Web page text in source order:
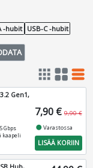
-hubit USB-C -hubit
apps grid_view table_rows
Gen1,
Gbps
kaapeli
7,90 € 9,90 €
fiber_manual_recordVarastossa
LISÄÄ KORIIN